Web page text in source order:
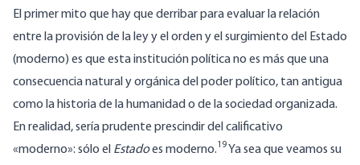
El primer mito que hay que derribar para evaluar la relación
entre la provisión de la ley y el orden y el surgimiento del Estado
(moderno) es que esta institución política no es más que una
consecuencia natural y orgánica del poder político, tan antigua
como la historia de la humanidad o de la sociedad organizada.
En realidad, sería prudente prescindir del calificativo
«moderno»: sólo el Estadoes moderno.19 Ya sea que veamos su